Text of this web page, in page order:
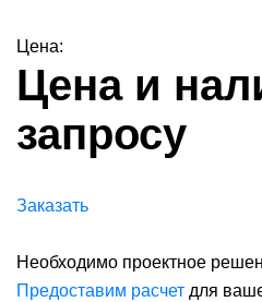
Цена:
Цена и
запросу
Заказать
Необходимо проектное
Предоставим расчет для